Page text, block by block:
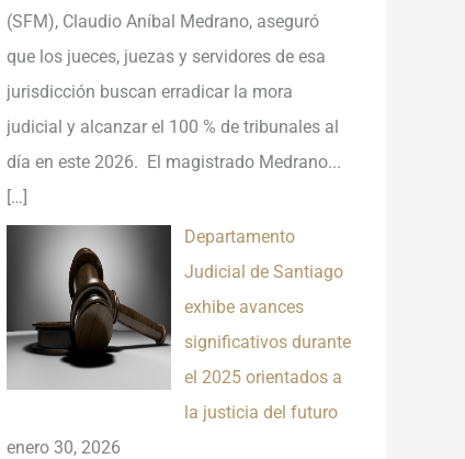
(SFM), Claudio Aníbal Medrano, aseguró
que los jueces, juezas y servidores de esa
jurisdicción buscan erradicar la mora
judicial y alcanzar el 100 % de tribunales al
día en este 2026. El magistrado Medrano...
[…]
Departamento
Judicial de Santiago
exhibe avances
significativos durante
el 2025 orientados a
la justicia del futuro
enero 30, 2026